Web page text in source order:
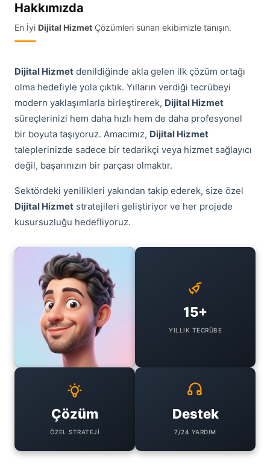
Hakkımızda
En İyi Dijital Hizmet Çözümleri sunan ekibimizle tanışın.
Dijital Hizmet denildiğinde akla gelen ilk çözüm ortağı
olma hedefiyle yola çıktık. Yılların verdiği tecrübeyi
modern yaklaşımlarla birleştirerek, Dijital Hizmet
süreçlerinizi hem daha hızlı hem de daha profesyonel
bir boyuta taşıyoruz. Amacımız, Dijital Hizmet
taleplerinizde sadece bir tedarikçi veya hizmet sağlayıcı
değil, başarınızın bir parçası olmaktır.
Sektördeki yenilikleri yakından takip ederek, size özel
Dijital Hizmet stratejileri geliştiriyor ve her projede
kusursuzluğu hedefliyoruz.
15+
YILLIK TECRÜBE
Çözüm
ÖZEL STRATEJI
Destek
7/24 YARDIM